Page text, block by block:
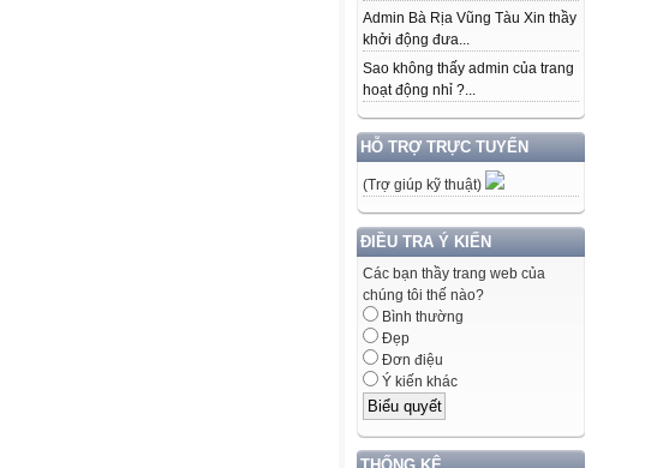
Admin Bà Rịa Vũng Tàu Xin thầy
khởi động đưa...
Sao không thấy admin của trang
hoạt động nhỉ ?...
HỖ TRỢ TRỰC TUYẾN
(Trợ giúp kỹ thuật)
ĐIỀU TRA Ý KIẾN
Các bạn thầy trang web của
chúng tôi thế nào?
Bình thường
Đẹp
Đơn điệu
Ý kiến khác
THỐNG KÊ